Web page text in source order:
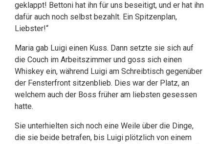
geklappt! Bettoni hat ihn für uns beseitigt, und er hat ihn
dafür auch noch selbst bezahlt. Ein Spitzenplan,
Liebster!“
Maria gab Luigi einen Kuss. Dann setzte sie sich auf
die Couch im Arbeitszimmer und goss sich einen
Whiskey ein, während Luigi am Schreibtisch gegenüber
der Fensterfront sitzenblieb. Dies war der Platz, an
welchem auch der Boss früher am liebsten gesessen
hatte.
Sie unterhielten sich noch eine Weile über die Dinge,
die sie beide betrafen, bis Luigi plötzlich von einem